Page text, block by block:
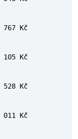
767 Kč
105 Kč
528 Kč
011 Kč